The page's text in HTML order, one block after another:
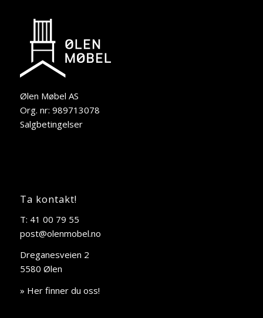
Ølen Møbel AS
Org. nr: 989713078
Salgbetingelser
Ta kontakt!
T: 41 00 79 55
post@olenmobel.no
Dreganesveien 2
5580 Ølen
» Her finner du oss!